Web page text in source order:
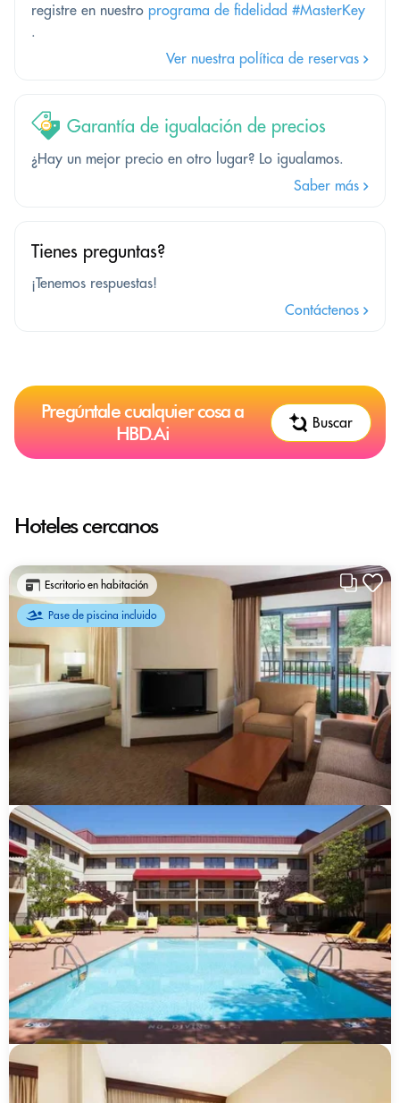
registre en nuestro programa de fidelidad #MasterKey
.
Ver nuestra política de reservas
Garantía de igualación de precios
¿Hay un mejor precio en otro lugar? Lo igualamos.
Saber más
Tienes preguntas?
¡Tenemos respuestas!
Contáctenos
Pregúntale cualquier cosa a
HBD.Ai
Buscar
Hoteles cercanos
Escritorio en habitación
Pase de piscina incluido